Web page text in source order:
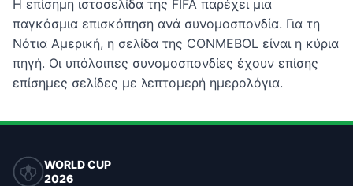
Η επίσημη ιστοσελίδα της FIFA παρέχει μια
παγκόσμια επισκόπηση ανά συνομοσπονδία. Για τη
Νότια Αμερική, η σελίδα της CONMEBOL είναι η κύρια
πηγή. Οι υπόλοιπες συνομοσπονδίες έχουν επίσης
επίσημες σελίδες με λεπτομερή ημερολόγια.
WORLD CUP
2026